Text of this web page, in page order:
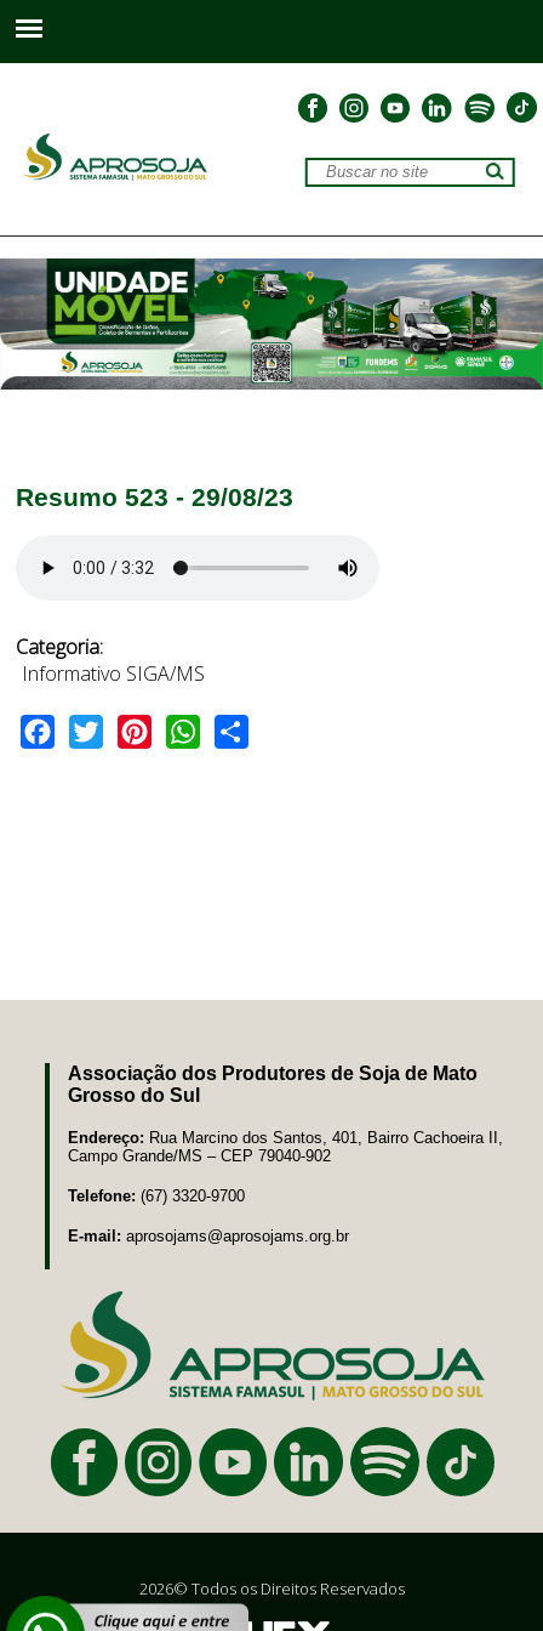
Resumo 523 - 29/08/23
Categoria:
Informativo SIGA/MS
Facebook
Twitter PinterestWhatsApp
Associação dos Produtores de Soja de Mato
Grosso do Sul
Endereço: Rua Marcino dos Santos, 401, Bairro Cachoeira II,
Campo Grande/MS – CEP 79040-902
Telefone: (67) 3320-9700
E-mail: aprosojams@aprosojams.org.br
2026© Todos os Direitos Reservados